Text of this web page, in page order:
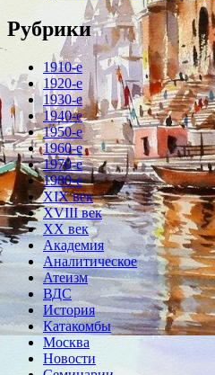
Рубрики
1910-е
1920-е
1930-е
1940-е
1950-е
1960-е
1970-е
1980-е
XIX век
XVIII век
XX век
Академия
Аналитическое
Атеизм
ВДС
История
Катакомбы
Москва
Новости